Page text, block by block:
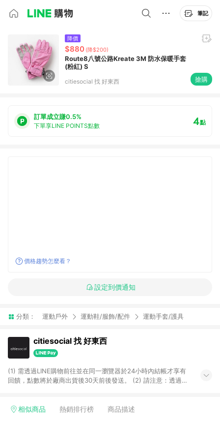
筆記
降價
$880 (降$200)
Route8八號公路Kreate 3M 防水保暖手套
(粉紅) S
citiesocial 找 好東西 搶購
訂單成立賺0.5%
下單享LINE POINTS點數 4點
價格趨勢怎麼看？
設定到價通知
分類： 運動戶外 運動鞋/服飾/配件 運動手套/護具
citiesocial 找 好東西
(1) 需透過LINE購物前往並在同一瀏覽器於24小時內結帳才享有
回饋，點數將於廠商出貨後30天前後發送。 (2) 請注意：透過
相似商品 熱銷排行榜 商品描述